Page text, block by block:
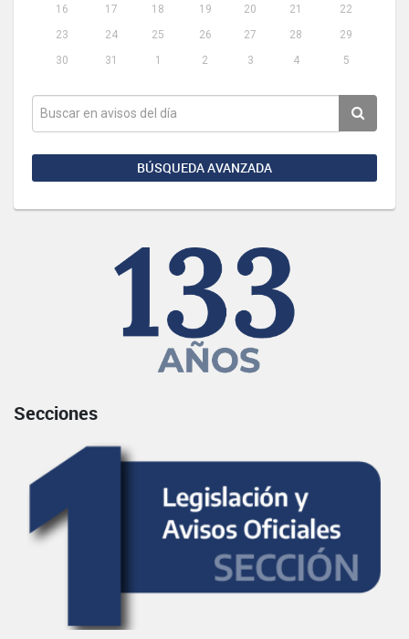
16
17 18 19 20 21
22
23
24 25 26 27 28
29
30
31 1 2 3 4 5
BÚSQUEDA AVANZADA
Secciones